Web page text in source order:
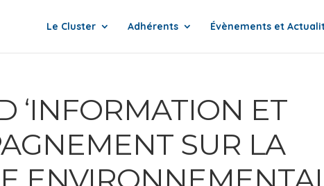
Le Cluster Adhérents Évènements et
‘INFORMATION ET
SUR LA